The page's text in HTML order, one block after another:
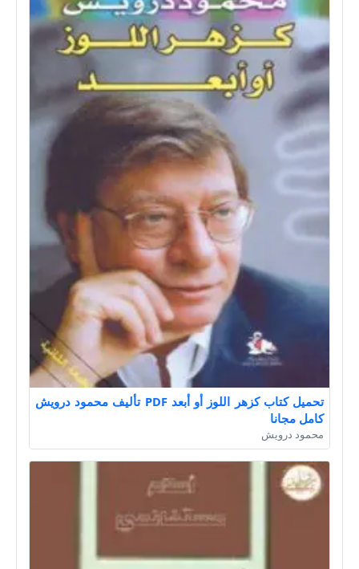
تحميل كتاب كزهر اللوز أو أبعد PDF تأليف محمود درويش
كامل مجانا
محمود درويش